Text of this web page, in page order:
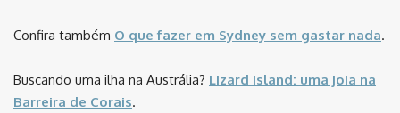
Confira também O que fazer em Sydney sem gastar nada.
Buscando uma ilha na Austrália? Lizard Island: uma joia na
Barreira de Corais.